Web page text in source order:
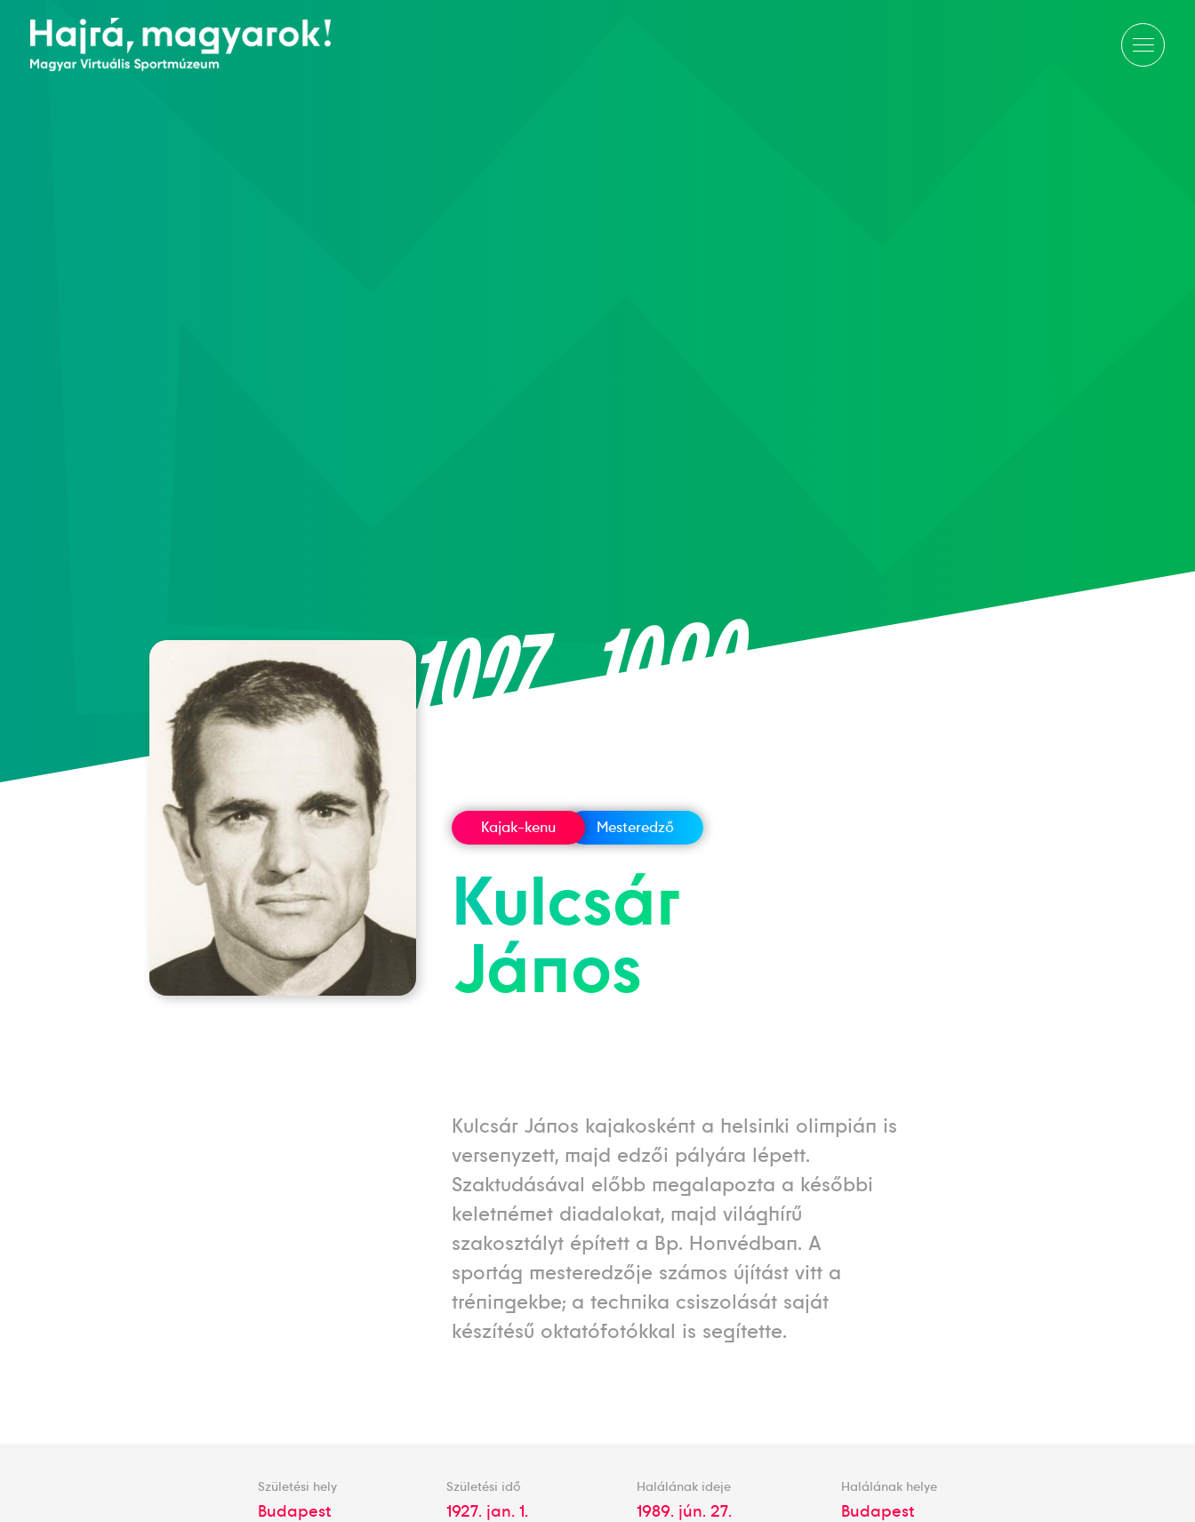
1927—1989
Kajak-kenu Mesteredző
Kulcsár
János
Kulcsár János kajakosként a helsinki olimpián is
versenyzett, majd edzői pályára lépett.
Szaktudásával előbb megalapozta a későbbi
keletnémet diadalokat, majd világhírű
szakosztályt épített a Bp. Honvédban. A
sportág mesteredzője számos újítást vitt a
tréningekbe; a technika csiszolását saját
készítésű oktatófotókkal is segítette.
Születési hely
Budapest
Születési idő
1927. jan. 1.
Halálának ideje
1989. jún. 27.
Halálának helye
Budapest